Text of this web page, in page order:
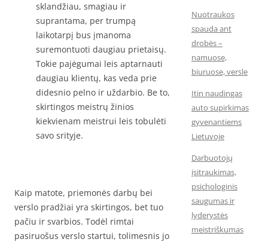
sklandžiau, smagiau ir
suprantama, per trumpą
laikotarpį bus įmanoma
suremontuoti daugiau prietaisų.
Tokie pajėgumai leis aptarnauti
daugiau klientų, kas veda prie
didesnio pelno ir uždarbio. Be to,
skirtingos meistrų žinios
kiekvienam meistrui leis tobulėti
savo srityje.
Kaip matote, priemonės darbų bei
verslo pradžiai yra skirtingos, bet tuo
pačiu ir svarbios. Todėl rimtai
pasiruošus verslo startui, tolimesnis jo
Nuotraukos
spauda ant
drobės –
namuose,
biuruose, versle
Itin naudingas
auto supirkimas
gyvenantiems
Lietuvoje
Darbuotojų
įsitraukimas,
psichologinis
saugumas ir
lyderystės
meistriškumas